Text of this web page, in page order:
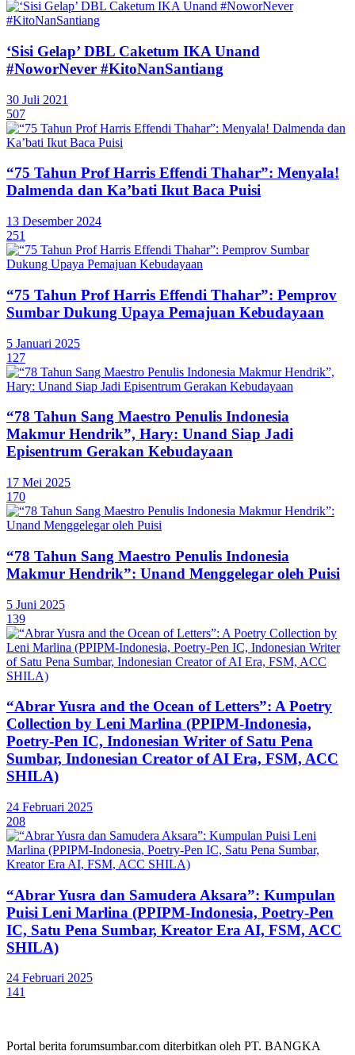
‘Sisi Gelap’ DBL Caketum IKA Unand
#NoworNever #KitoNanSantiang
30 Juli 2021
507
“75 Tahun Prof Harris Effendi Thahar”: Menyala!
Dalmenda dan Ka’bati Ikut Baca Puisi
13 Desember 2024
251
“75 Tahun Prof Harris Effendi Thahar”: Pemprov
Sumbar Dukung Upaya Pemajuan Kebudayaan
5 Januari 2025
127
“78 Tahun Sang Maestro Penulis Indonesia
Makmur Hendrik”, Hary: Unand Siap Jadi
Episentrum Gerakan Kebudayaan
17 Mei 2025
170
“78 Tahun Sang Maestro Penulis Indonesia
Makmur Hendrik”: Unand Menggelegar oleh Puisi
5 Juni 2025
139
“Abrar Yusra and the Ocean of Letters”: A Poetry
Collection by Leni Marlina (PPIPM-Indonesia,
Poetry-Pen IC, Indonesian Writer of Satu Pena
Sumbar, Indonesian Creator of AI Era, FSM, ACC
SHILA)
24 Februari 2025
208
“Abrar Yusra dan Samudera Aksara”: Kumpulan
Puisi Leni Marlina (PPIPM-Indonesia, Poetry-Pen
IC, Satu Pena Sumbar, Kreator Era AI, FSM, ACC
SHILA)
24 Februari 2025
141
Portal berita forumsumbar.com diterbitkan oleh PT. BANGKA